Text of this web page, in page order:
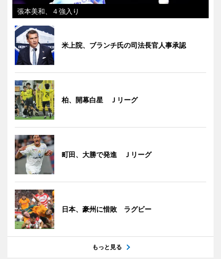
張本美和、４強入り
米上院、ブランチ氏の司法長官人事承認
柏、開幕白星 Ｊリーグ
町田、大勝で発進 Ｊリーグ
日本、豪州に惜敗 ラグビー
もっと見る